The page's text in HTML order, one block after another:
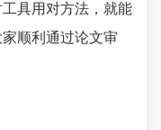
具用对方法，就能
顺利通过论文审